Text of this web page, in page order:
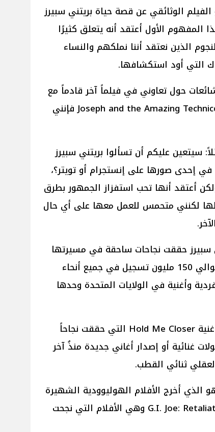
الوثائقي عن قصة حياة بريتني سبيرز
المفهوم الأول أعتقد أنه يتعلق كثيرًا
الذين نعتقد أننا نملكهم والنساء
التي أود استكشافها.
حول تعاوني في فيلماً آخر قادماً مع
بريتني سبيرز بعنوان Joseph and the Amazing Technicolor Dreamcoat فإنني
سيتعين عليكم أن تسألوا بريتني سبيرز
إحدى صورها على إنستجرام أو تويتر؟،
أعتقد أنها تحب استفزاز الجمهور بطرق
لها لكنني متحمس للعمل معها على أي حال
سبيرز حققت نجاحات ساحقة في مسيرتها
المهنية، حيثُ فازت بـ جائزة جرامي وحوالي 150 مليون تسجيل في جميع أنحاء
وأغنية فردية وأغنية في الولايات المتحدة وحدها
وكان آخر أعمال الفنانة بريتني سپيرز أغنية Hold Me Closer التي حققت نجاحاً
غنائية أو إصدار أغاني جديدة منذُ آخر
ثنائي القطب.
أخرج الأفلام الهوليوودية الشهيرة
مثل Wicked و In the Heights و G.I. Joe: Retaliation وهي الأفلام التي نجحت